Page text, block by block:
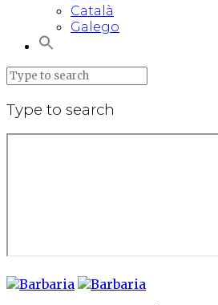
Català
Galego
Type to search